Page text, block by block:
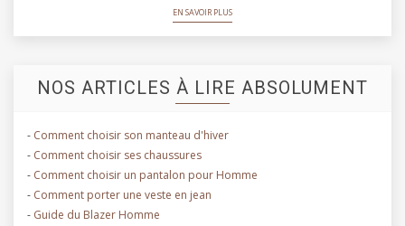
EN SAVOIR PLUS
NOS ARTICLES À LIRE ABSOLUMENT
- Comment choisir son manteau d'hiver
- Comment choisir ses chaussures
- Comment choisir un pantalon pour Homme
- Comment porter une veste en jean
- Guide du Blazer Homme